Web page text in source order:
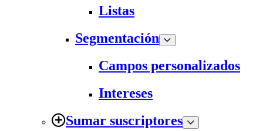
Listas
Segmentación
Campos personalizados
Intereses
Sumar suscriptores